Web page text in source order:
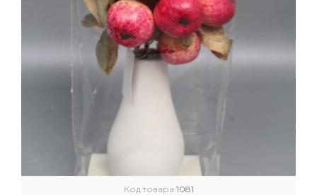
Код товара 1081